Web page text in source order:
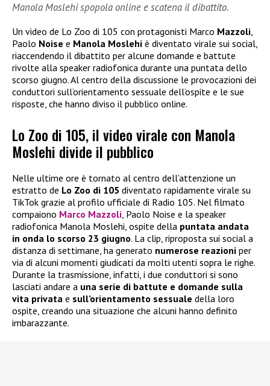
Manola Moslehi spopola online e scatena il dibattito.
Un video de Lo Zoo di 105 con protagonisti Marco Mazzoli,
Paolo Noise e Manola Moslehi è diventato virale sui social,
riaccendendo il dibattito per alcune domande e battute
rivolte alla speaker radiofonica durante una puntata dello
scorso giugno. Al centro della discussione le provocazioni dei
conduttori sull’orientamento sessuale dell’ospite e le sue
risposte, che hanno diviso il pubblico online.
Lo Zoo di 105, il video virale con Manola
Moslehi divide il pubblico
Nelle ultime ore è tornato al centro dell’attenzione un
estratto de Lo Zoo di 105 diventato rapidamente virale su
TikTok grazie al profilo ufficiale di Radio 105. Nel filmato
compaiono Marco Mazzoli , Paolo Noise e la speaker
radiofonica Manola Moslehi, ospite della puntata andata
in onda lo scorso 23 giugno. La clip, riproposta sui social a
distanza di settimane, ha generato numerose reazioni per
via di alcuni momenti giudicati da molti utenti sopra le righe.
Durante la trasmissione, infatti, i due conduttori si sono
lasciati andare a una serie di battute e domande sulla
vita privata e sull’orientamento sessuale della loro
ospite, creando una situazione che alcuni hanno definito
imbarazzante.